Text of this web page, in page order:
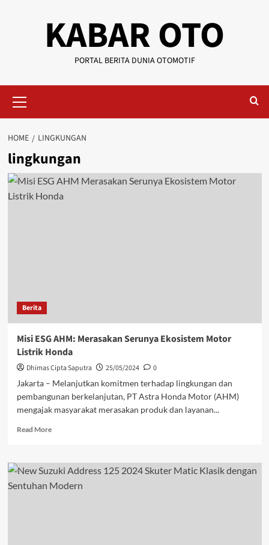
KABAR OTO
PORTAL BERITA DUNIA OTOMOTIF
HOME LINGKUNGAN
lingkungan
Berita
Misi ESG AHM: Merasakan Serunya Ekosistem Motor
Listrik Honda
Dhimas Cipta Saputra 25/05/2024
0
Jakarta – Melanjutkan komitmen terhadap lingkungan dan
pembangunan berkelanjutan, PT Astra Honda Motor (AHM)
mengajak masyarakat merasakan produk dan layanan...
Read More